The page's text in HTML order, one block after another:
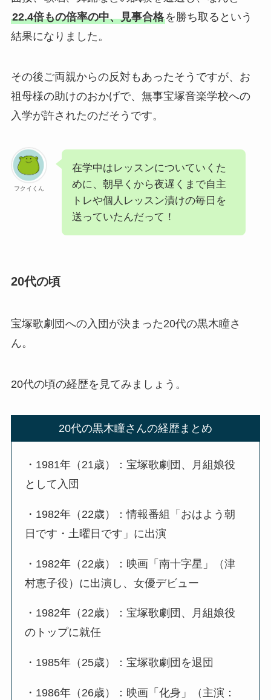
22.4倍もの倍率の中、見事合格を勝ち取るという
結果になりました。
その後ご両親からの反対もあったそうですが、お
祖母様の助けのおかげで、無事宝塚音楽学校への
入学が許されたのだそうです。
フクイくん
在学中はレッスンについていくた
めに、朝早くから夜遅くまで自主
トレや個人レッスン漬けの毎日を
送っていたんだって！
20代の頃
宝塚歌劇団への入団が決まった20代の黒木瞳さ
ん。
20代の頃の経歴を見てみましょう。
20代の黒木瞳さんの経歴まとめ
・1981年（21歳）：宝塚歌劇団、月組娘役
として入団
・1982年（22歳）：情報番組「おはよう朝
日です・土曜日です」に出演
・1982年（22歳）：映画「南十字星」（津
村恵子役）に出演し、女優デビュー
・1982年（22歳）：宝塚歌劇団、月組娘役
のトップに就任
・1985年（25歳）：宝塚歌劇団を退団
・1986年（26歳）：映画「化身」（主演：